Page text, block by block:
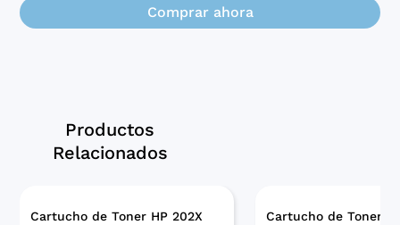
cantidad
Comprar ahora
Productos
Relacionados
Cartucho de Toner HP 202X
Cartucho de Toner